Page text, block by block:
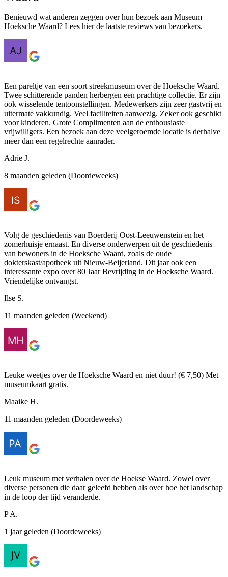
Benieuwd wat anderen zeggen over hun bezoek aan Museum
Hoeksche Waard? Lees hier de laatste reviews van bezoekers.
Een pareltje van een soort streekmuseum over de Hoeksche Waard.
Twee schitterende panden herbergen een prachtige collectie. Er zijn
ook wisselende tentoonstellingen. Medewerkers zijn zeer gastvrij en
uitermate vakkundig. Veel faciliteiten aanwezig. Zeker ook geschikt
voor kinderen. Grote Complimenten aan de enthousiaste
vrijwilligers. Een bezoek aan deze veelgeroemde locatie is derhalve
meer dan een regelrechte aanrader.
Adrie J.
8 maanden geleden (Doordeweeks)
Volg de geschiedenis van Boerderij Oost-Leeuwenstein en het
zomerhuisje ernaast. En diverse onderwerpen uit de geschiedenis
van bewoners in de Hoeksche Waard, zoals de oude
dokterskast/apotheek uit Nieuw-Beijerland. Dit jaar ook een
interessante expo over 80 Jaar Bevrijding in de Hoeksche Waard.
Vriendelijke ontvangst.
Ilse S.
11 maanden geleden (Weekend)
Leuke weetjes over de Hoeksche Waard en niet duur! (€ 7,50) Met
museumkaart gratis.
Maaike H.
11 maanden geleden (Doordeweeks)
Leuk museum met verhalen over de Hoekse Waard. Zowel over
diverse personen die daar geleefd hebben als over hoe het landschap
in de loop der tijd veranderde.
P A.
1 jaar geleden (Doordeweeks)